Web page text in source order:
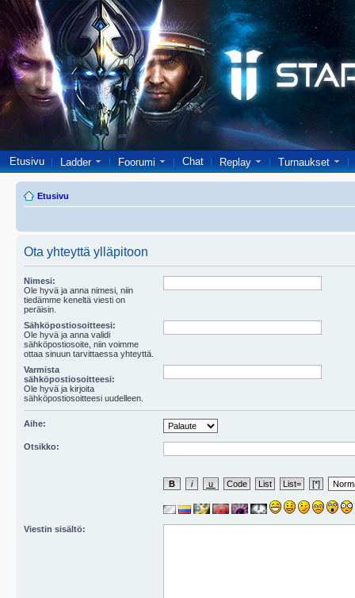
Etusivu Ladder Foorumi Chat Replay Turnaukset
Etusivu
Ota yhteyttä ylläpitoon
Nimesi:
Ole hyvä ja anna nimesi, niin
tiedämme keneltä viesti on
peräisin.
Sähköpostiosoitteesi:
Ole hyvä ja anna validi
sähköpostiosoite, niin voimme
ottaa sinuun tarvittaessa yhteyttä.
Varmista
sähköpostiosoitteesi:
Ole hyvä ja kirjoita
sähköpostiosoitteesi uudelleen.
Aihe:
Otsikko:
Viestin sisältö: